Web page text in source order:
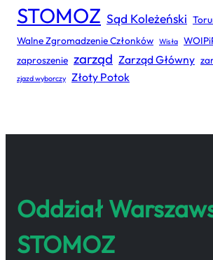
STOMOZ Sąd Koleżeński
Walne Zgromadzenie Członków Wisła
zaproszenie zarząd Zarząd Główny
zjazd wyborczy Złoty Potok
Oddział
STOMOZ